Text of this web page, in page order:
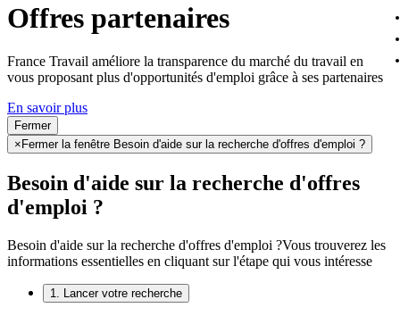
Offres partenaires
France Travail améliore la transparence du marché du travail en
vous proposant plus d'opportunités d'emploi grâce à ses partenaires
En savoir plus
Fermer
× Fermer la fenêtre Besoin d'aide sur la recherche d'offres d'emploi ?
Besoin d'aide sur la recherche d'offres
d'emploi ?
Besoin d'aide sur la recherche d'offres d'emploi ?Vous trouverez les
informations essentielles en cliquant sur l'étape qui vous intéresse
1. Lancer votre recherche